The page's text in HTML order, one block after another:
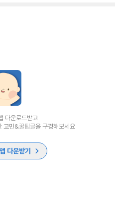
다운로드받고
고민&꿀팁글을 구경해보세요
다운받기